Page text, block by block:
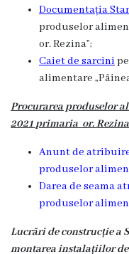
Documentația
produselor
or. Rezina”;
Caiet de sarcini
alimentare
Procurarea produselor
2021 primaria or. Rezina
Anunt de
produselor
Darea de seama
produselor
Lucrări de construcție a
montarea instalațiilor